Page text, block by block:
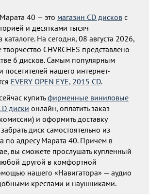
40 — это магазин CD дисковс
и десятками тысяч
На сегодня, 08 августа 2026,
CHVRCHES представлено
6 дисков. Самым популярным
посетителей нашего интернет-
EVERY OPEN EYE, 2015 CD.
купитьфирменные виниловые
диски онлайн, оплатить заказ
и оформить доставку
диск самостоятельно из
по адресу Марата 40. Причем в
вы сможете прослушать купленный
другой в комфортной
нашего «Навигатора» — аудио
креслами и наушниками.